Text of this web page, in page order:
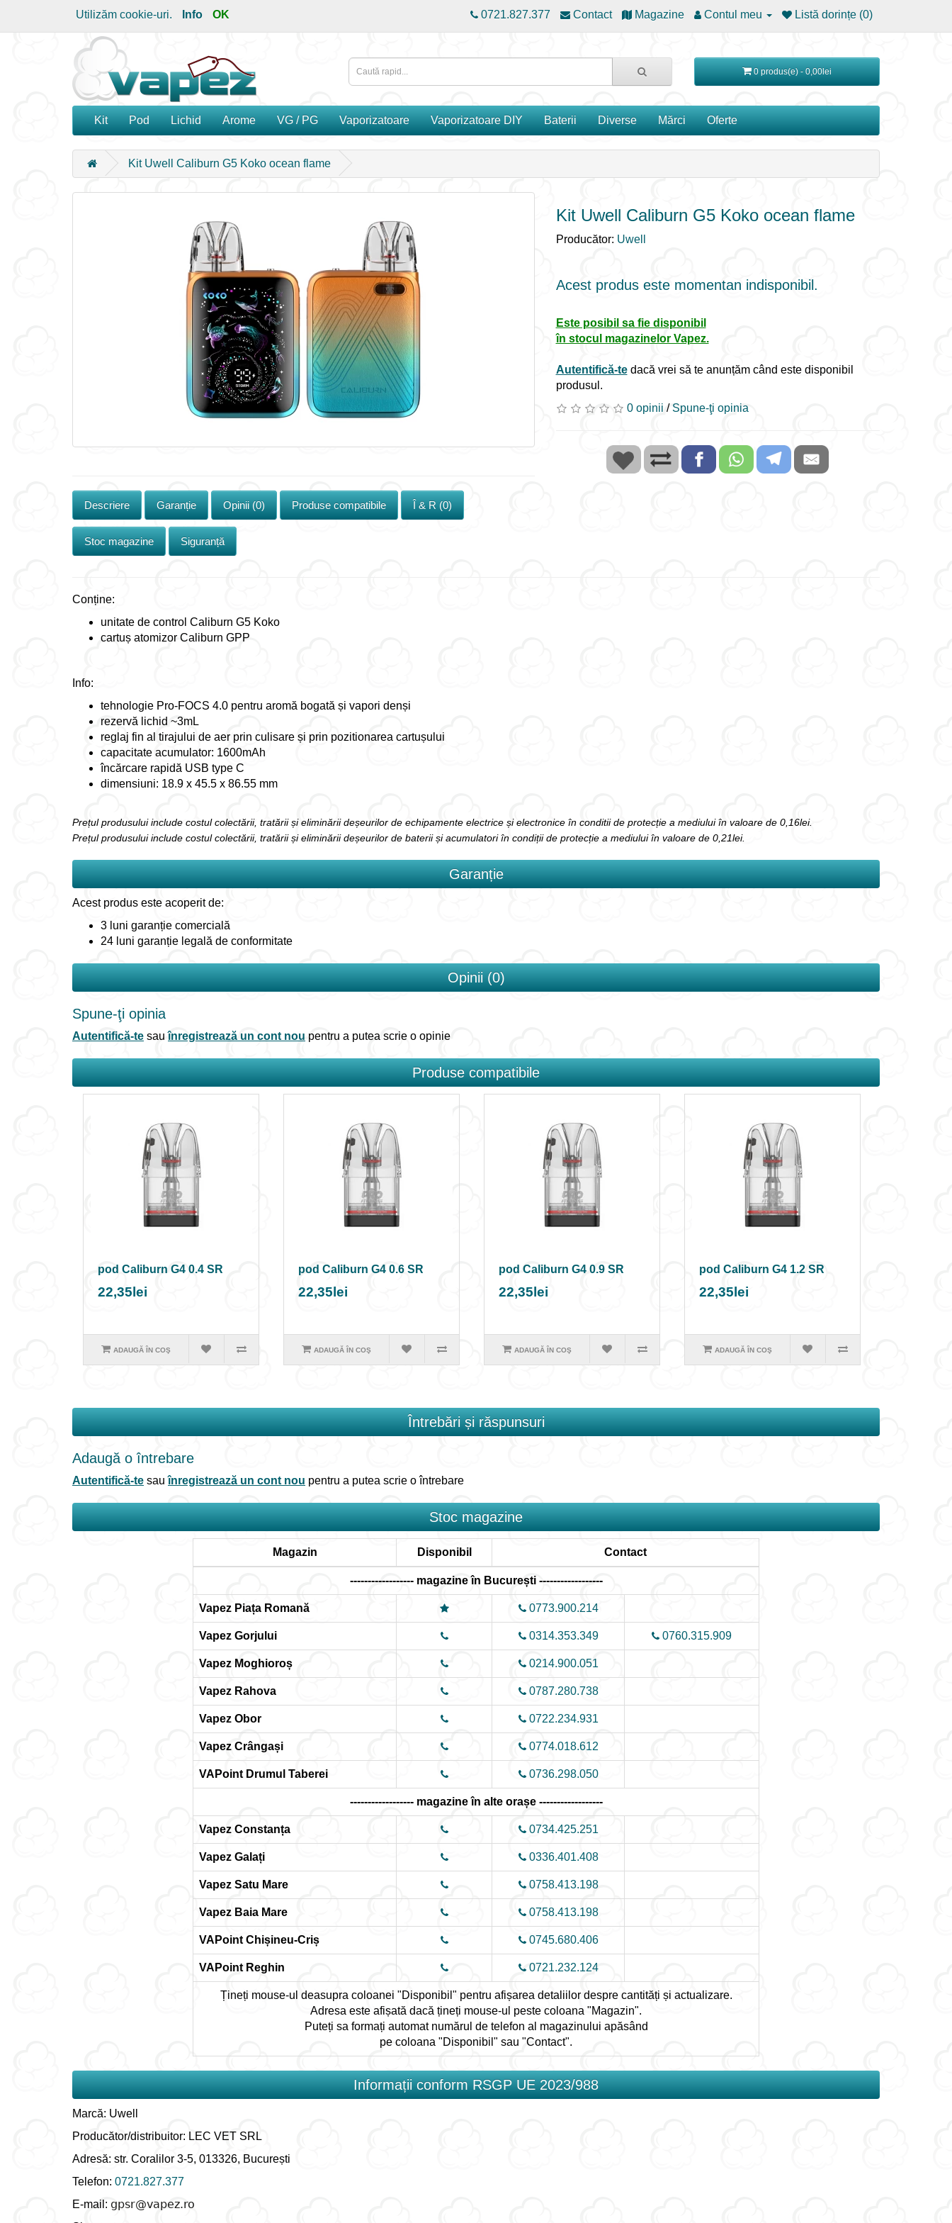
Utilizăm cookie-uri. Info OK 0721.827.377 Contact Magazine Contul meu Listă dorințe (0)
0 produs(e) - 0,00lei
Kit Pod Lichid Arome VG / PG Vaporizatoare Vaporizatoare DIY Baterii Diverse Mărci Oferte
Kit Uwell Caliburn G5 Koko ocean flame
Descriere Garanție Opinii (0) Produse compatibile Î & R (0)
Stoc magazine Siguranță
Kit Uwell Caliburn G5 Koko ocean flame
Producător: Uwell
Acest produs este momentan indisponibil.
Este posibil sa fie disponibil
în stocul magazinelor Vapez.
Autentifică-tedacă vrei să te anunțăm când este disponibil
produsul.
0 opinii / Spune-ţi opinia
Conține:
unitate de control Caliburn G5 Koko
cartuș atomizor Caliburn GPP
Info:
tehnologie Pro-FOCS 4.0 pentru aromă bogată și vapori denși
rezervă lichid ~3mL
reglaj fin al tirajului de aer prin culisare și prin pozitionarea cartușului
capacitate acumulator: 1600mAh
încărcare rapidă USB type C
dimensiuni: 18.9 x 45.5 x 86.55 mm
Prețul produsului include costul colectării, tratării și eliminării deșeurilor de echipamente electrice și electronice în conditii de protecție a mediului în valoare de 0,16lei.
Prețul produsului include costul colectării, tratării și eliminării deșeurilor de baterii și acumulatori în condiții de protecție a mediului în valoare de 0,21lei.
Garanție
Acest produs este acoperit de:
3 luni garanție comercială
24 luni garanție legală de conformitate
Opinii (0)
Spune-ţi opinia
Autentifică-te sauînregistrează un cont nou pentru a putea scrie o opinie
Produse compatibile
pod Caliburn G4 0.4 SR
22,35lei
ADAUGĂ ÎN COŞ
pod Caliburn G4 0.6 SR
22,35lei
ADAUGĂ ÎN COŞ
pod Caliburn G4 0.9 SR
22,35lei
ADAUGĂ ÎN COŞ
pod Caliburn G4 1.2 SR
22,35lei
ADAUGĂ ÎN COŞ
Întrebări și răspunsuri
Adaugă o întrebare
Autentifică-te sauînregistrează un cont nou pentru a putea scrie o întrebare
Stoc magazine
Magazin Disponibil Contact
------------------ magazine în București ------------------
Vapez Piața Romană 0773.900.214
Vapez Gorjului 0314.353.349 0760.315.909
Vapez Moghioroș 0214.900.051
Vapez Rahova 0787.280.738
Vapez Obor 0722.234.931
Vapez Crângași 0774.018.612
VAPoint Drumul Taberei 0736.298.050
------------------ magazine în alte orașe ------------------
Vapez Constanța 0734.425.251
Vapez Galați 0336.401.408
Vapez Satu Mare 0758.413.198
Vapez Baia Mare 0758.413.198
VAPoint Chișineu-Criș 0745.680.406
VAPoint Reghin 0721.232.124
Țineți mouse-ul deasupra coloanei "Disponibil" pentru afișarea detaliilor despre cantități și actualizare.
Adresa este afișată dacă țineți mouse-ul peste coloana "Magazin".
Puteți sa formați automat numărul de telefon al magazinului apăsând
pe coloana "Disponibil" sau "Contact".
Informații conform RSGP UE 2023/988
Marcă: Uwell
Producător/distribuitor: LEC VET SRL
Adresă: str. Coralilor 3-5, 013326, București
Telefon: 0721.827.377
E-mail: